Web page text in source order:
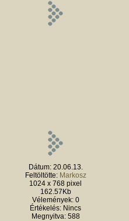
Dátum: 20.06.13.
Feltöltötte: Markosz
1024 x 768 pixel
162.57Kb
Vélemények: 0
Értékelés: Nincs
Megnyitva: 588